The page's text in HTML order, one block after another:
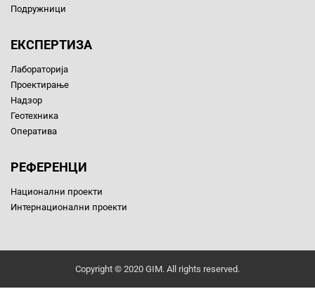
Подружници
ЕКСПЕРТИЗА
Лабораторија
Проектирање
Надзор
Геотехника
Оператива
РЕФЕРЕНЦИ
Национални проекти
Интернационални проекти
Copyright © 2020 GIM. All rights reserved.